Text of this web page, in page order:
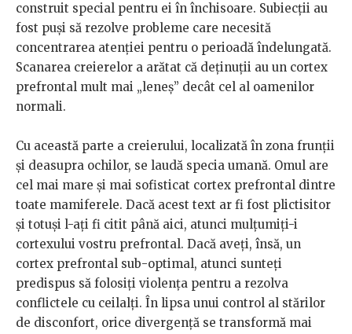
construit special pentru ei în închisoare. Subiecții au
fost puși să rezolve probleme care necesită
concentrarea atenției pentru o perioadă îndelungată.
Scanarea creierelor a arătat că deținuții au un cortex
prefrontal mult mai „leneș” decât cel al oamenilor
normali.
Cu această parte a creierului, localizată în zona frunții
și deasupra ochilor, se laudă specia umană. Omul are
cel mai mare și mai sofisticat cortex prefrontal dintre
toate mamiferele. Dacă acest text ar fi fost plictisitor
și totuși l-ați fi citit până aici, atunci mulțumiți-i
cortexului vostru prefrontal. Dacă aveți, însă, un
cortex prefrontal sub-optimal, atunci sunteți
predispus să folosiți violența pentru a rezolva
conflictele cu ceilalți. În lipsa unui control al stărilor
de disconfort, orice divergență se transformă mai